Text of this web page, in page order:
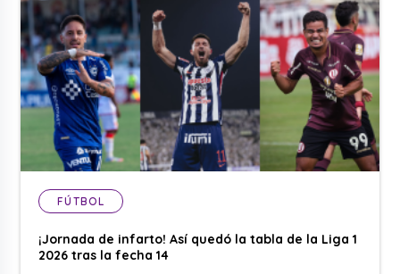
FÚTBOL
¡Jornada de infarto! Así quedó la tabla de la Liga 1
2026 tras la fecha 14